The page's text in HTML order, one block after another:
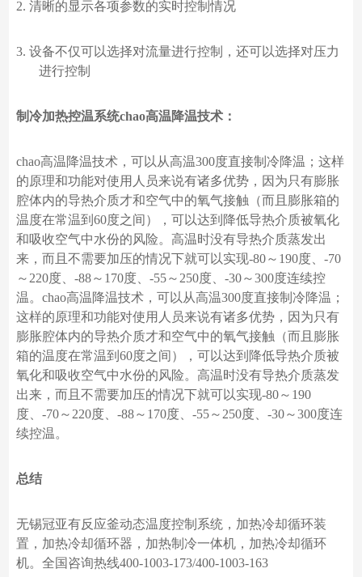
2. 清晰的显示各项参数的实时控制情况
3. 设备不仅可以选择对流量进行控制，还可以选择对压力
进行控制
制冷加热控温系统chao高温降温技术：
chao高温降温技术，可以从高温300度直接制冷降温；这样
的原理和功能对使用人员来说有诸多优势，因为只有膨胀
腔体内的导热介质才和空气中的氧气接触（而且膨胀箱的
温度在常温到60度之间），可以达到降低导热介质被氧化
和吸收空气中水份的风险。高温时没有导热介质蒸发出
来，而且不需要加压的情况下就可以实现-80～190度、-70
～220度、-88～170度、-55～250度、-30～300度连续控
温。chao高温降温技术，可以从高温300度直接制冷降温；
这样的原理和功能对使用人员来说有诸多优势，因为只有
膨胀腔体内的导热介质才和空气中的氧气接触（而且膨胀
箱的温度在常温到60度之间），可以达到降低导热介质被
氧化和吸收空气中水份的风险。高温时没有导热介质蒸发
出来，而且不需要加压的情况下就可以实现-80～190
度、-70～220度、-88～170度、-55～250度、-30～300度连
续控温。
总结
无锡冠亚有反应釜动态温度控制系统，加热冷却循环装
置，加热冷却循环器，加热制冷一体机，加热冷却循环
机。全国咨询热线400-1003-173/400-1003-163